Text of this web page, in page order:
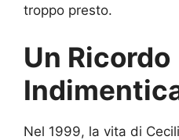
troppo presto.
Un Ricordo
Nel 1999, la vita di